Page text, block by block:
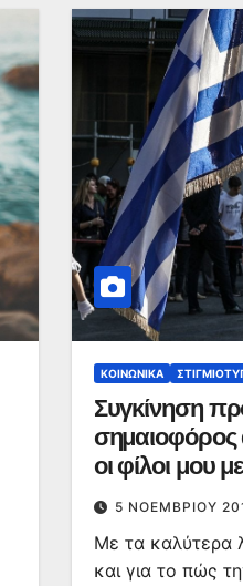
ΚΟΙΝΩΝΙΚΆ
Συγκίνηση
σημαιοφόρος
οι φίλοι μου
αδέλφια μου»
5 ΝΟΕΜΒΡΊΟΥ
Με τα καλύτερα
και για το πώς